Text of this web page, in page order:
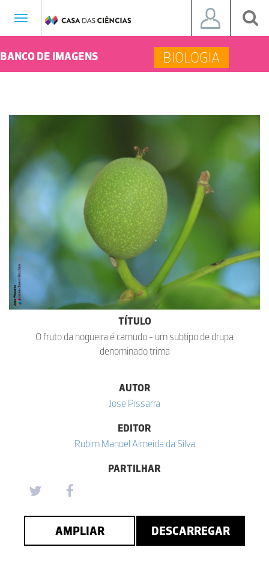
Toggle
BANCO DE IMAGENS BIOLOGIA
TÍTULO
O fruto da nogueira é carnudo - um subtipo de drupa
denominado trima
AUTOR
Jose Pissarra
EDITOR
Rubim Manuel Almeida da Silva
PARTILHAR
AMPLIAR DESCARREGAR